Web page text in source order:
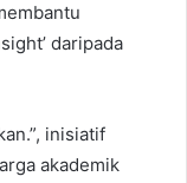
daripada
inisiatif
akademik